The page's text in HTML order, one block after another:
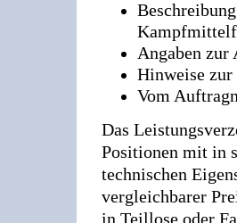
Angaben zur
Hinweise
Vom
Das
Positionen mit in
technischen
vergleichbarer
in Teillose oder